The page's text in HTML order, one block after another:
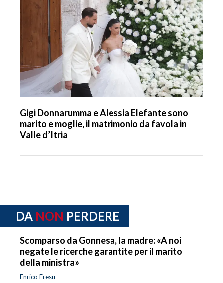
Gigi Donnarumma e Alessia Elefante sono
marito e moglie, il matrimonio da favola in
Valle d’Itria
DA NON PERDERE
Scomparso da Gonnesa, la madre: «A noi
negate le ricerche garantite per il marito
della ministra»
Enrico Fresu